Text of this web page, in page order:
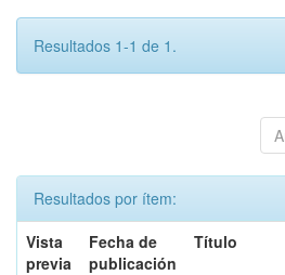
Resultados 1-1 de 1.
Resultados por ítem:
Vista
previa
Fecha de
publicación
Título